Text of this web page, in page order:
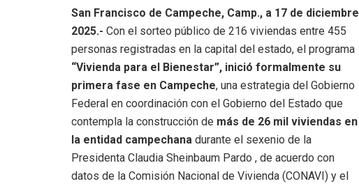
San Francisco de Campeche, Camp., a 17 de diciembre
2025.- Con el sorteo público de 216 viviendas entre 455
personas registradas en la capital del estado, el programa
“Vivienda para el Bienestar”, inició formalmente su
primera fase en Campeche, una estrategia del Gobierno
Federal en coordinación con el Gobierno del Estado que
contempla la construcción de más de 26 mil viviendas en
la entidad campechana durante el sexenio de la
Presidenta Claudia Sheinbaum Pardo , de acuerdo con
datos de la Comisión Nacional de Vivienda (CONAVI) y el